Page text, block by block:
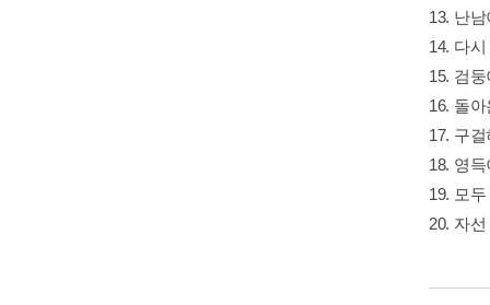
13. 난
14. 다
15. 검
16. 돌
17. 구
18. 영
19. 모
20. 자